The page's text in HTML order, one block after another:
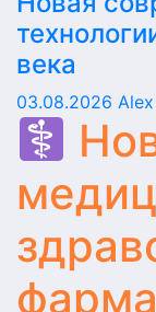
века
03.08.2026 Alex